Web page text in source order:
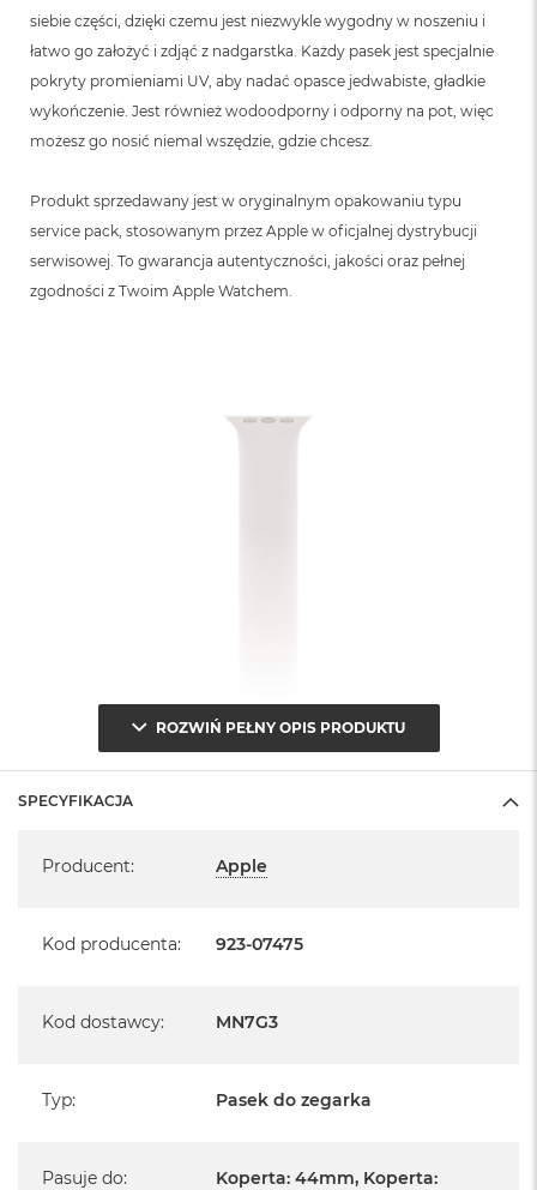
siebie części, dzięki czemu jest niezwykle wygodny w noszeniu i
łatwo go założyć i zdjąć z nadgarstka. Każdy pasek jest specjalnie
pokryty promieniami UV, aby nadać opasce jedwabiste, gładkie
wykończenie. Jest również wodoodporny i odporny na pot, więc
możesz go nosić niemal wszędzie, gdzie chcesz.
Produkt sprzedawany jest w oryginalnym opakowaniu typu
service pack, stosowanym przez Apple w oficjalnej dystrybucji
serwisowej. To gwarancja autentyczności, jakości oraz pełnej
zgodności z Twoim Apple Watchem.
ROZWIŃ PEŁNY OPIS PRODUKTU
SPECYFIKACJA
Producent: Apple
Kod producenta: 923-07475
Kod dostawcy: MN7G3
Typ: Pasek do zegarka
Pasuje do:
Koperta: 44mm, Koperta: